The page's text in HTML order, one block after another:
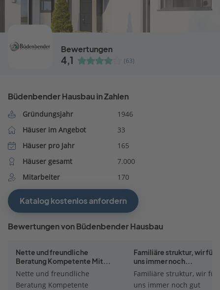
Bewertungen
4,1 (63)
Büdenbender Hausbau in Zahlen
Gründungsjahr
1946
Häuser im Angebot
33
Häuser pro Jahr
165
Häuser gesamt
7.000
Mitarbeiter
170
Katalog kostenlos anfordern
Bewertungen von Büdenbender Hausbau
Nette und freundliche
Beratung Kompetente Mit...
Nette und freundliche
Beratung Kompetente
Familiäre struktur, wir
uns immer noch...
Familiäre struktur, wir
uns immer noch gut